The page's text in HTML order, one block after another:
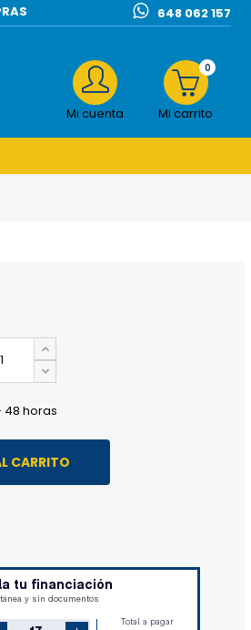
648 062 157
0
Mi carrito
Mi cuenta
48 horas
CARRITO